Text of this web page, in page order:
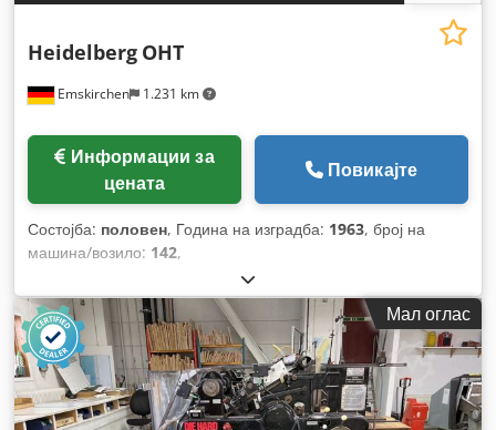
Emskirchen 1.231 km
Heidelberg OHT
цената
Повикајте
Состојба: половен, Година на изградба: 1963, број на
машина/возило: 142,
Мал оглас